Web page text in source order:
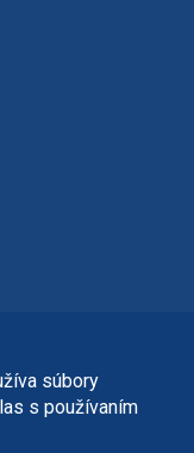
súbory
s používaním
práva